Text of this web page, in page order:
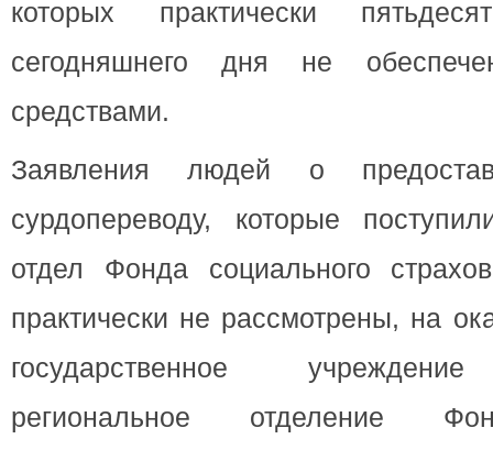
которых практически
сегодняшнего дня не
средствами.
Заявления людей о
сурдопереводу, которые
отдел Фонда социального
практически не рассмотрены, на
государственное
региональное отделение